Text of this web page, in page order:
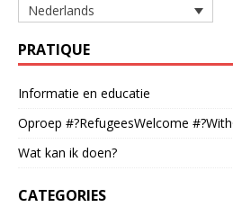
Nederlands
PRATIQUE
Informatie en educatie
Oproep #?RefugeesWelcome
Wat kan ik doen?
CATEGORIES